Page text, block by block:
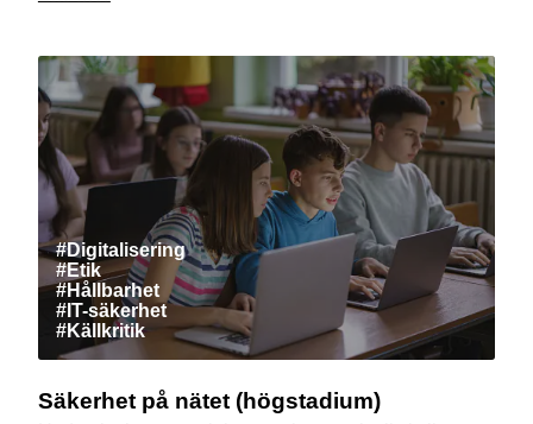
#Digitalisering
#Etik
#Hållbarhet
#IT-säkerhet
#Källkritik
Säkerhet på nätet (högstadium)